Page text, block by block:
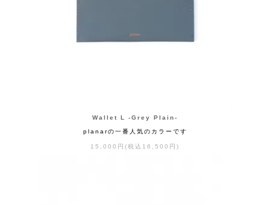
Wallet L -Grey Plain-
planarの一番人気のカラーです
15,000円(税込16,500円)